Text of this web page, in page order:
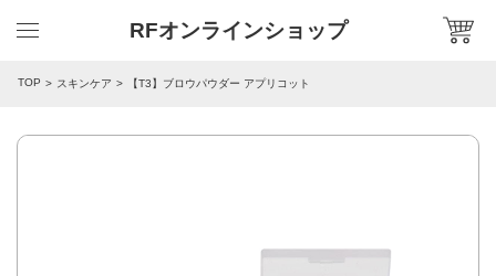
RFオンラインショップ
TOP スキンケア 【T3】ブロウパウダー アプリコット